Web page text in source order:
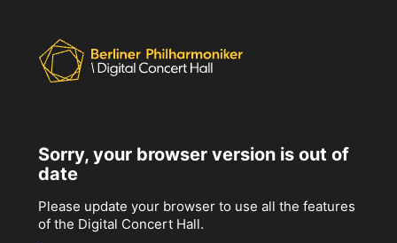
Sorry, your browser version is out of
date
Please update your browser to use all the features
of the Digital Concert Hall.